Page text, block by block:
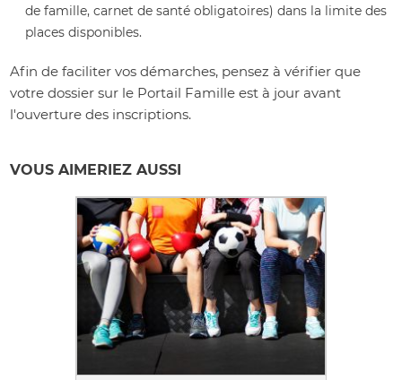
de famille, carnet de santé obligatoires) dans la limite des
places disponibles.
Afin de faciliter vos démarches, pensez à vérifier que
votre dossier sur le Portail Famille est à jour avant
l'ouverture des inscriptions.
VOUS AIMERIEZ AUSSI